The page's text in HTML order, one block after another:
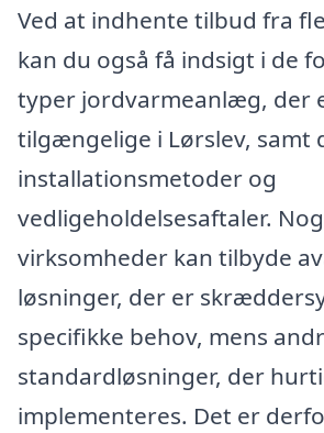
Ved at indhente tilbud fra
kan du også få indsigt i de
typer jordvarmeanlæg, der
tilgængelige i Lørslev, samt
installationsmetoder og
vedligeholdelsesaftaler.
virksomheder kan tilbyde
løsninger, der er
specifikke behov, mens
standardløsninger, der
implementeres. Det er